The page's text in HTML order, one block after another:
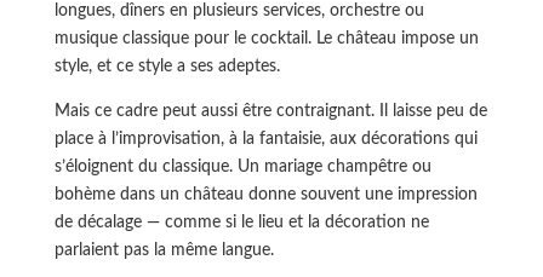
longues, dîners en plusieurs services, orchestre ou
musique classique pour le cocktail. Le château impose un
style, et ce style a ses adeptes.
Mais ce cadre peut aussi être contraignant. Il laisse peu de
place à l’improvisation, à la fantaisie, aux décorations qui
s’éloignent du classique. Un mariage champêtre ou
bohème dans un château donne souvent une impression
de décalage — comme si le lieu et la décoration ne
parlaient pas la même langue.